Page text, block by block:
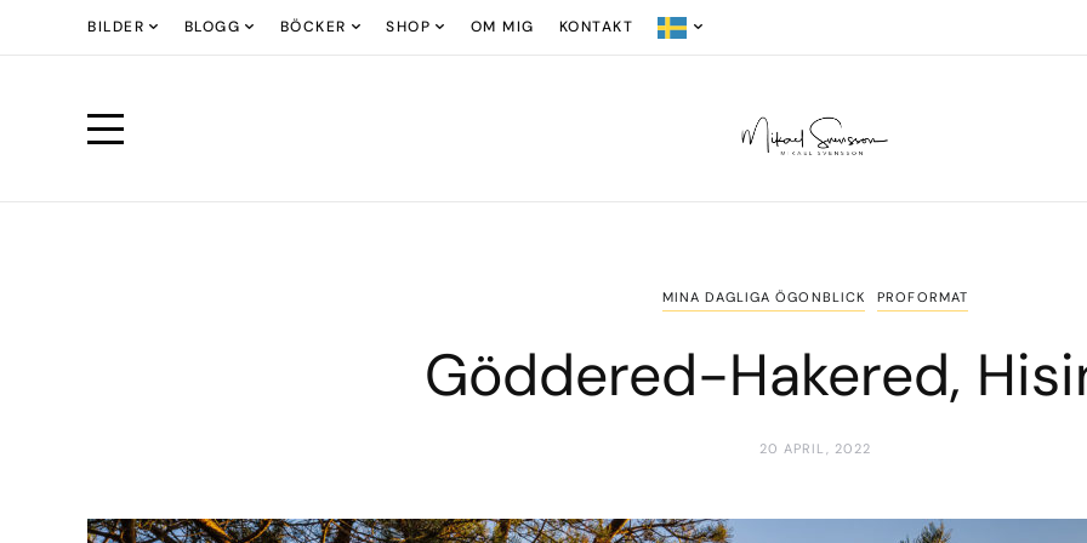
BILDER BLOGG BÖCKER SHOP OM MIG KONTAKT
MINA DAGLIGA ÖGONBLICK PROFORMAT
Göddered-Hakered,
20 APRIL, 2022